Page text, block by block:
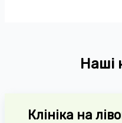
Наші
Клініка на